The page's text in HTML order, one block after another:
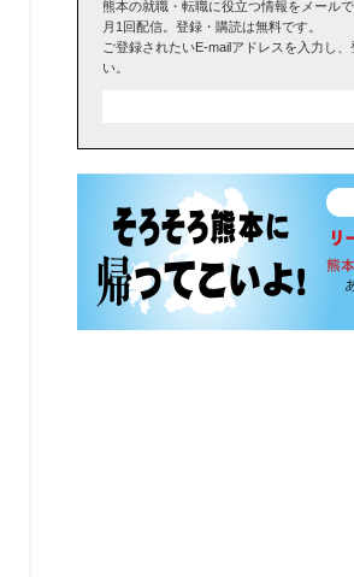
熊本の就職・転職に役立つ情報をメールで
月1回配信。登録・購読は無料です。
ご登録されたいE-mailアドレスを入力し
い。